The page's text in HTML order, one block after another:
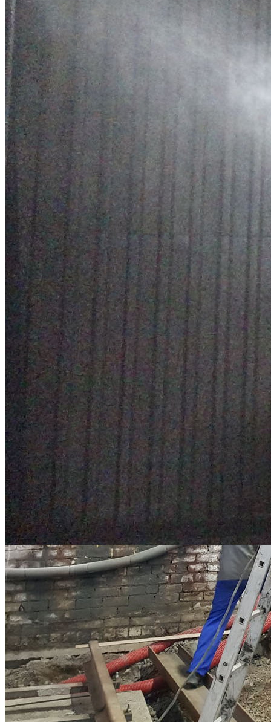
© 2026 ООО «Проект»
О компании
Станки
Обслуживание
Видео
Контакты